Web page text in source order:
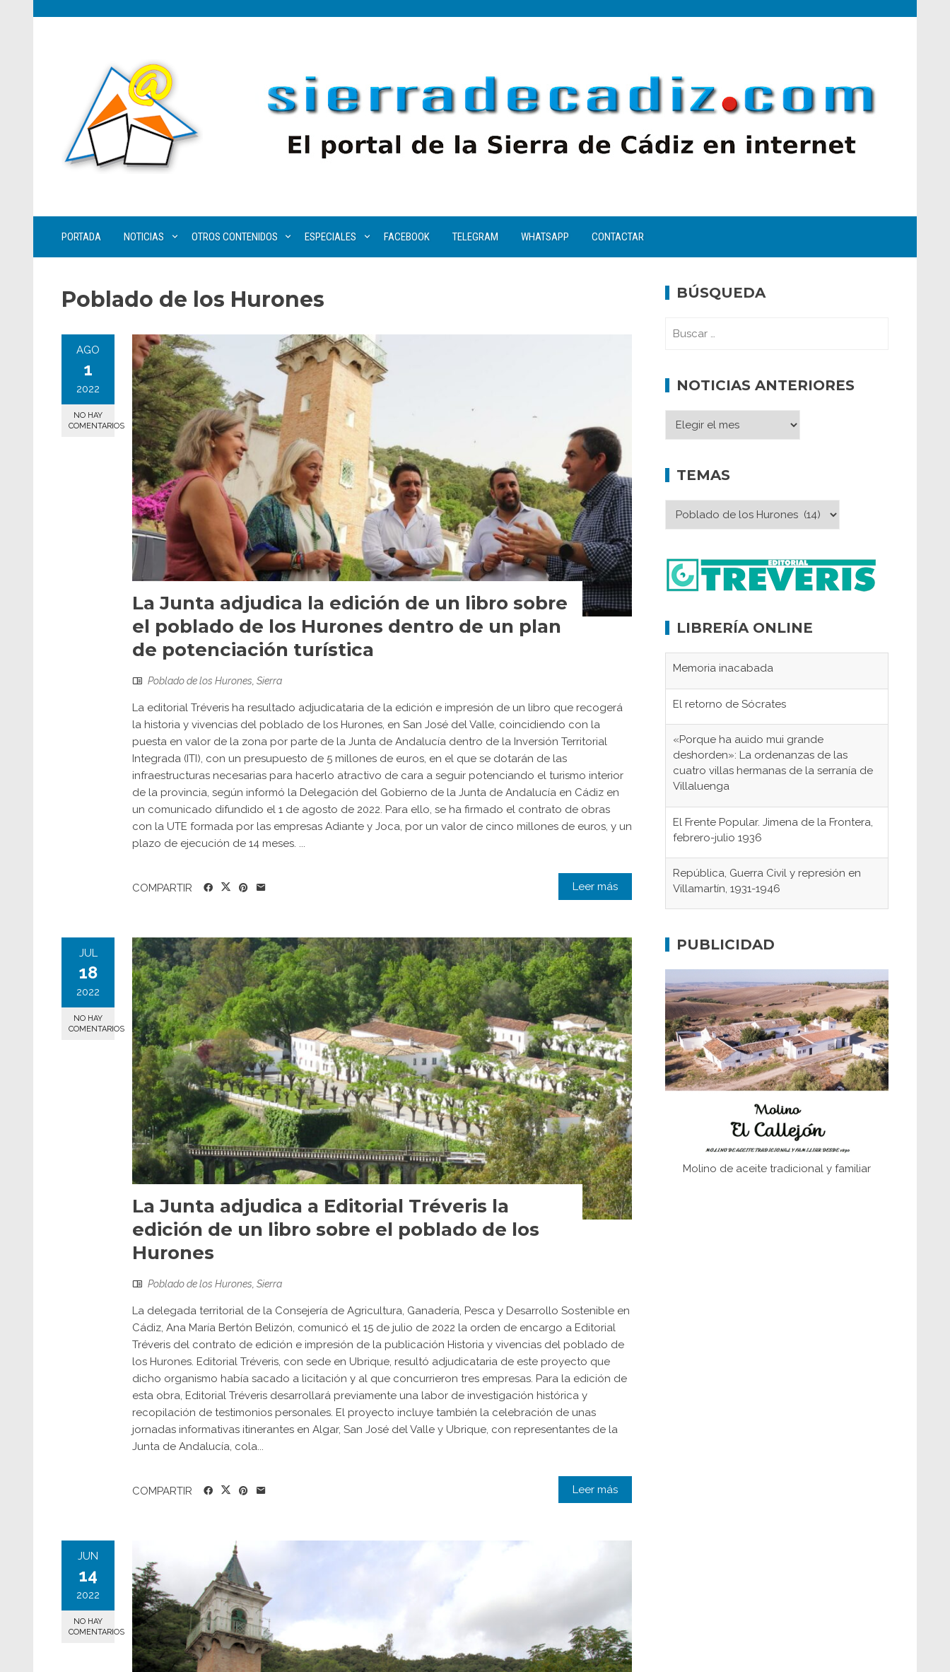
PORTADA NOTICIAS OTROS CONTENIDOS ESPECIALES FACEBOOK TELEGRAM WHATSAPP CONTACTAR
Poblado de los Hurones
AGO
1
2022
NO HAY
COMENTARIOS
La Junta adjudica la edición de un libro sobre
el poblado de los Hurones dentro de un plan
de potenciación turística
Poblado de los Hurones Sierra
La editorial Tréveris ha resultado adjudicataria de la edición e impresión de un libro que recogerá
la historia y vivencias del poblado de los Hurones, en San José del Valle, coincidiendo con la
puesta en valor de la zona por parte de la Junta de Andalucía dentro de la Inversión Territorial
Integrada (ITI), con un presupuesto de 5 millones de euros, en el que se dotarán de las
infraestructuras necesarias para hacerlo atractivo de cara a seguir potenciando el turismo interior
de la provincia, según informó la Delegación del Gobierno de la Junta de Andalucía en Cádiz en
un comunicado difundido el 1 de agosto de 2022. Para ello, se ha firmado el contrato de obras
con la UTE formada por las empresas Adiante y Joca, por un valor de cinco millones de euros, y un
plazo de ejecución de 14 meses. ...
Leer más
COMPARTIR
JUL
18
2022
NO HAY
COMENTARIOS
La Junta adjudica a Editorial Tréveris la
edición de un libro sobre el poblado de los
Hurones
Poblado de los Hurones Sierra
La delegada territorial de la Consejería de Agricultura, Ganadería, Pesca y Desarrollo Sostenible en
Cádiz, Ana María Bertón Belizón, comunicó el 15 de julio de 2022 la orden de encargo a Editorial
Tréveris del contrato de edición e impresión de la publicación Historia y vivencias del poblado de
los Hurones. Editorial Tréveris, con sede en Ubrique, resultó adjudicataria de este proyecto que
dicho organismo había sacado a licitación y al que concurrieron tres empresas. Para la edición de
esta obra, Editorial Tréveris desarrollará previamente una labor de investigación histórica y
recopilación de testimonios personales. El proyecto incluye también la celebración de unas
jornadas informativas itinerantes en Algar, San José del Valle y Ubrique, con representantes de la
Junta de Andalucía, cola...
Leer más
COMPARTIR
JUN
14
2022
NO HAY
COMENTARIOS
BÚSQUEDA
NOTICIAS ANTERIORES
TEMAS
LIBRERÍA ONLINE
Memoria inacabada
El retorno de Sócrates
«Porque ha auido mui grande
deshorden»: La ordenanzas de las
cuatro villas hermanas de la serranía de
Villaluenga
El Frente Popular. Jimena de la Frontera,
febrero-julio 1936
República, Guerra Civil y represión en
Villamartín, 1931-1946
Gaditanos deportados a campos de
concentración nazis
Don Perafán de Ribera y sus
El Frente Popular. Ubrique, febrero-julio
1936
Juntar las letras. La alfabetización en el
campo: del afán de saber a la
autogestión
Historia y vivencias del poblado de Los
PUBLICIDAD
Molino de aceite tradicional y familiar